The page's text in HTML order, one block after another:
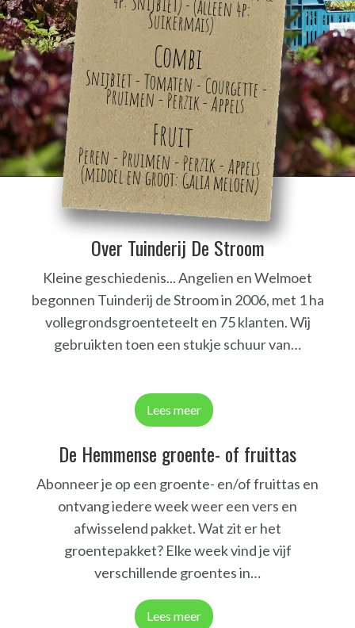
Suikermais)
Combi
Snijbiet - Tomaten - Courgette -
Pruimen - Perzik - Appels
Fruit
Peren - Pruimen - Perzik - Appels
(middel en groot: Galia meloen)
Over Tuinderij De Stroom
Kleine geschiedenis... Angelien en Welmoet
begonnen Tuinderij de Stroom in 2006, met 1 ha
vollegrondsgroenteteelt en 75 klanten. Wij
gebruikten toen een stukje schuur van…
Lees meer
De Hemmense groente- of fruittas
Abonneer je op een groente- en/of fruittas en
ontvang iedere week weer een vers en
afwisselend pakket. Wat zit er het
groentepakket? Elke week vind je vijf
verschillende groentes in…
Lees meer